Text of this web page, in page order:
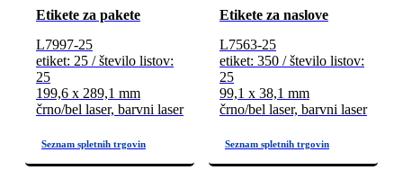
Etikete za pakete
L7997-25
etiket: 25 / število listov:
25
199,6 x 289,1 mm
črno/bel laser, barvni laser
Etikete za naslove
L7563-25
etiket: 350 / število listov:
25
99,1 x 38,1 mm
črno/bel laser, barvni laser